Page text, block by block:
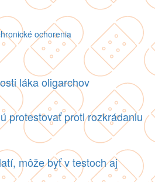
láka oligarchov
protestovať proti rozkrádaniu
môže byť v testoch aj